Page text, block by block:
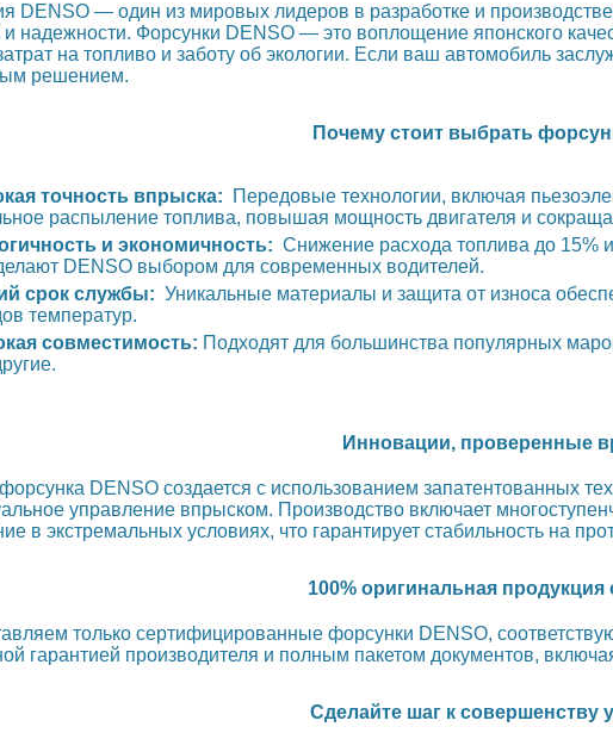
DENSO — один из мировых лидеров в разработке и
надежности. Форсунки DENSO — это воплощение японского
на топливо и заботу об экологии. Если ваш автомобиль
решением.
Почему стоит выбрать
точность впрыска:
Передовые технологии, включая
распыление топлива, повышая мощность двигателя и
и экономичность: Снижение расхода топлива до 15%
DENSO выбором для современных водителей.
срок службы: Уникальные материалы и защита от износа
температур.
совместимость: Подходят для большинства популярных
Инновации, проверенные
DENSO создается с использованием запатентованных
управление впрыском. Производство включает
в экстремальных условиях, что гарантирует стабильность на
100% оригинальная продукция
только сертифицированные форсунки DENSO,
гарантией производителя и полным пакетом документов,
Сделайте шаг к совершенству